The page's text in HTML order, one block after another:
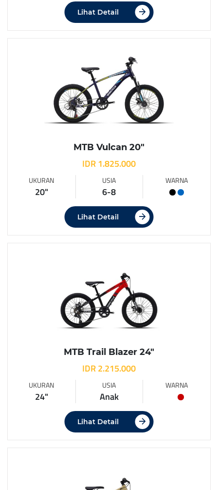
Lihat Detail
MTB Vulcan 20″
IDR 1.825.000
UKURAN
20"
USIA
6-8
WARNA
Lihat Detail
MTB Trail Blazer 24″
IDR 2.215.000
UKURAN
24"
USIA
Anak
WARNA
Lihat Detail